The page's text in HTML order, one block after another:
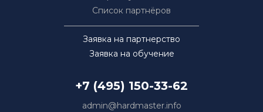
Список партнёров
Заявка на партнерство
Заявка на обучение
+7 (495) 150-33-62
admin@hardmaster.info